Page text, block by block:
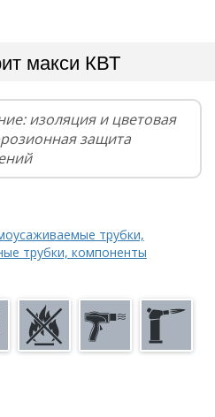
макси КВТ
изоляция и цветовая
защита
трубки,
трубки, компоненты